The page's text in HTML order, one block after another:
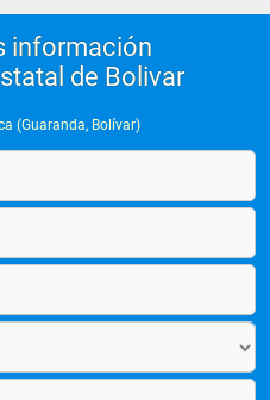
asesoría, y la tasación y
cultivos, cosechas.
Superior.
unidades de producción
información
de Bolivar
(Guaranda, Bolívar)